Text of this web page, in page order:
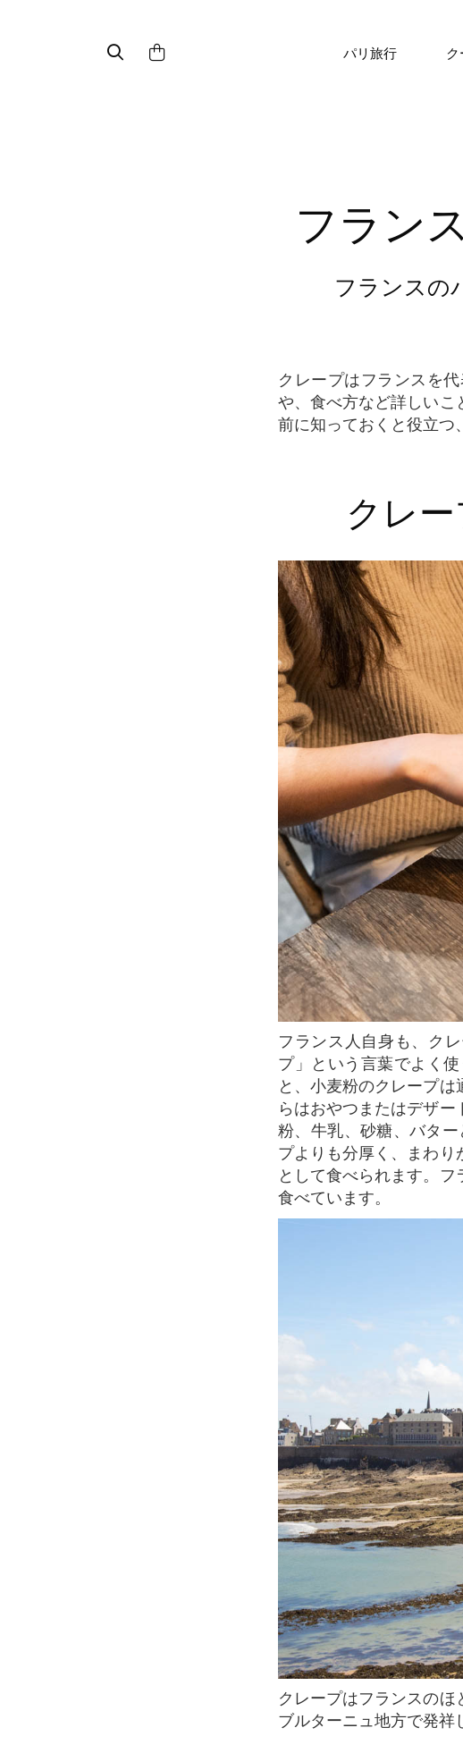
パリ旅行 ク
フラ
フランス
クレープはフランスを代表する食べ物の一つ。しかし、ガレットやクレープなどの違い
や、食べ方など詳しいこ
前に知っておくと役立つ
クレ
フランス人自身も、クレープ(小麦粉) とガレット(そば粉のクレープ)の両方を「クレー
プ」という言葉でよく
と、小麦粉のクレープ
らはおやつまたはデザ
粉、牛乳、砂糖、バタ
プよりも分厚く、まわ
として食べられます。
食べています。
クレープはフランスのほとんどの地域で伝統的な料理とされていますが、ガレットは特に
ブルターニュ地方で発祥